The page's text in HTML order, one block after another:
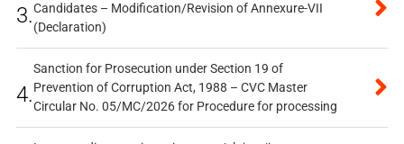
3.Candidates – Modification/Revision of Annexure-VII
(Declaration)
4.
Sanction for Prosecution under Section 19 of
Prevention of Corruption Act, 1988 – CVC Master
Circular No. 05/MC/2026 for Procedure for processing